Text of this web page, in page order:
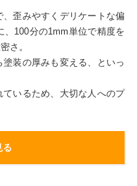
歪みやすくデリケートな偏
100分の1mm単位で精度を
さ。
装の厚みも変える、といっ
いるため、大切な人へのプ
る